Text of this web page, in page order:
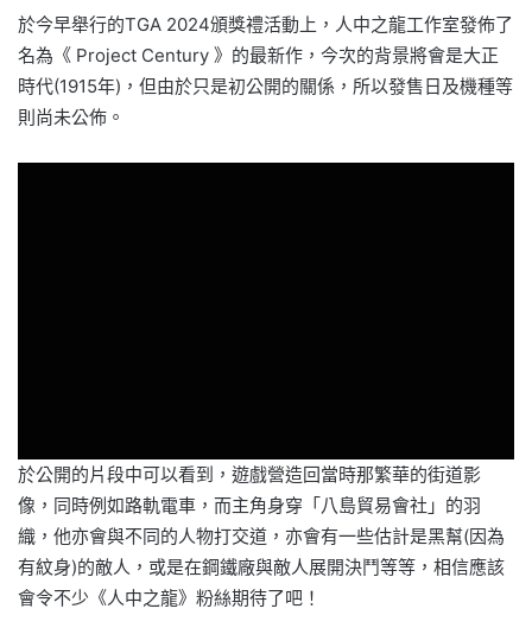
於今早舉行的TGA 2024頒獎禮活動上，人中之龍工作室發佈了
名為《 Project Century 》的最新作，今次的背景將會是大正
時代(1915年)，但由於只是初公開的關係，所以發售日及機種等
則尚未公佈。
於公開的片段中可以看到，遊戲營造回當時那繁華的街道影
像，同時例如路軌電車，而主角身穿「八島貿易會社」的羽
織，他亦會與不同的人物打交道，亦會有一些估計是黑幫(因為
有紋身)的敵人，或是在鋼鐵廠與敵人展開決鬥等等，相信應該
會令不少《人中之龍》粉絲期待了吧！